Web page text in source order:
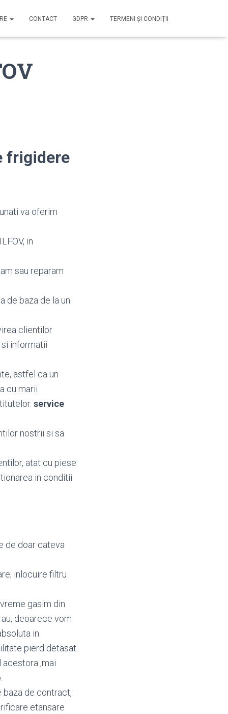
CONTACT GDPR TERMENI ȘI CONDIȚII
frigidere
va oferim
in
sau reparam
de baza de la un
clientilor
informatii
astfel ca un
cu marii
service
nostrii si sa
atat cu piese
in conditii
de doar cateva
inlocuire filtru
gasim din
deoarece vom
in
pierd detasat
,mai
de contract,
etansare